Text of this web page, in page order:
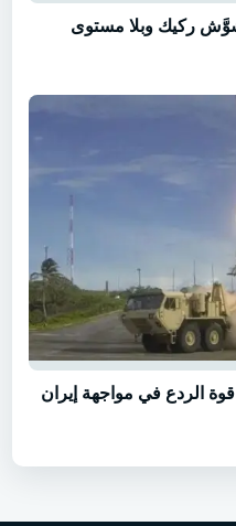
ركيك وبلا مستوى
الردع في مواجهة إيران